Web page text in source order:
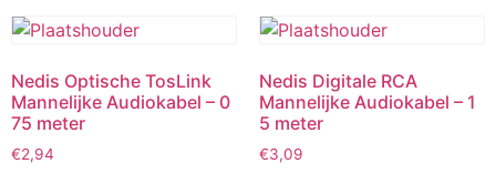
Nedis Optische TosLink
Mannelijke Audiokabel – 0
75 meter
€2,94
Nedis Digitale RCA
Mannelijke Audiokabel – 1
5 meter
€3,09